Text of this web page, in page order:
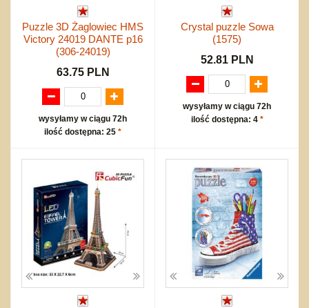
Puzzle 3D Żaglowiec HMS
Victory 24019 DANTE p16
(306-24019)
63.75 PLN
wysyłamy w ciągu 72h
ilość dostępna: 25 *
Crystal puzzle Sowa
(1575)
52.81 PLN
wysyłamy w ciągu 72h
ilość dostępna: 4 *